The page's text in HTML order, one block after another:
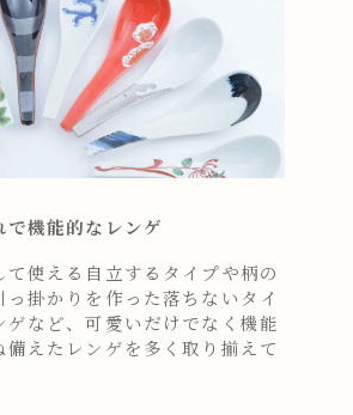
で機能的なレンゲ
て使える自立するタイプや柄の
っ掛かりを作った落ちないタイ
ゲなど、可愛いだけでなく機能
備えたレンゲを多く取り揃えて